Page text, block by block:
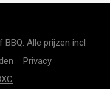
Alle prijzen incl
Privacy